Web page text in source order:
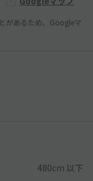
があるため、Googleマ
480cm 以下